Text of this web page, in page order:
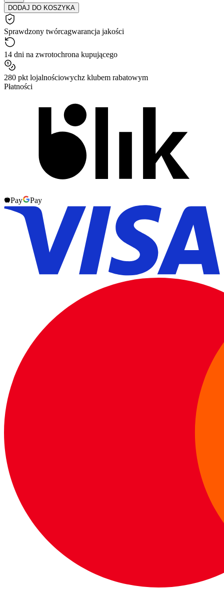
DODAJ DO KOSZYKA
Sprawdzony twórcagwarancja jakości
14 dni na zwrotochrona kupującego
280 pkt lojalnościowychz klubem rabatowym
Płatności
Pay Pay